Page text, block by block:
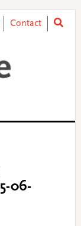
Contact
06-